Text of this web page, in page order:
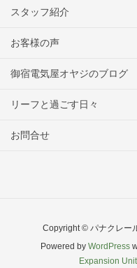
スタッフ紹介
お客様の声
御宿電気屋オヤジのブログ
リーフと過ごす日々
お問合せ
Copyright © パナクレー
Powered by WordPress
Expansion Unit